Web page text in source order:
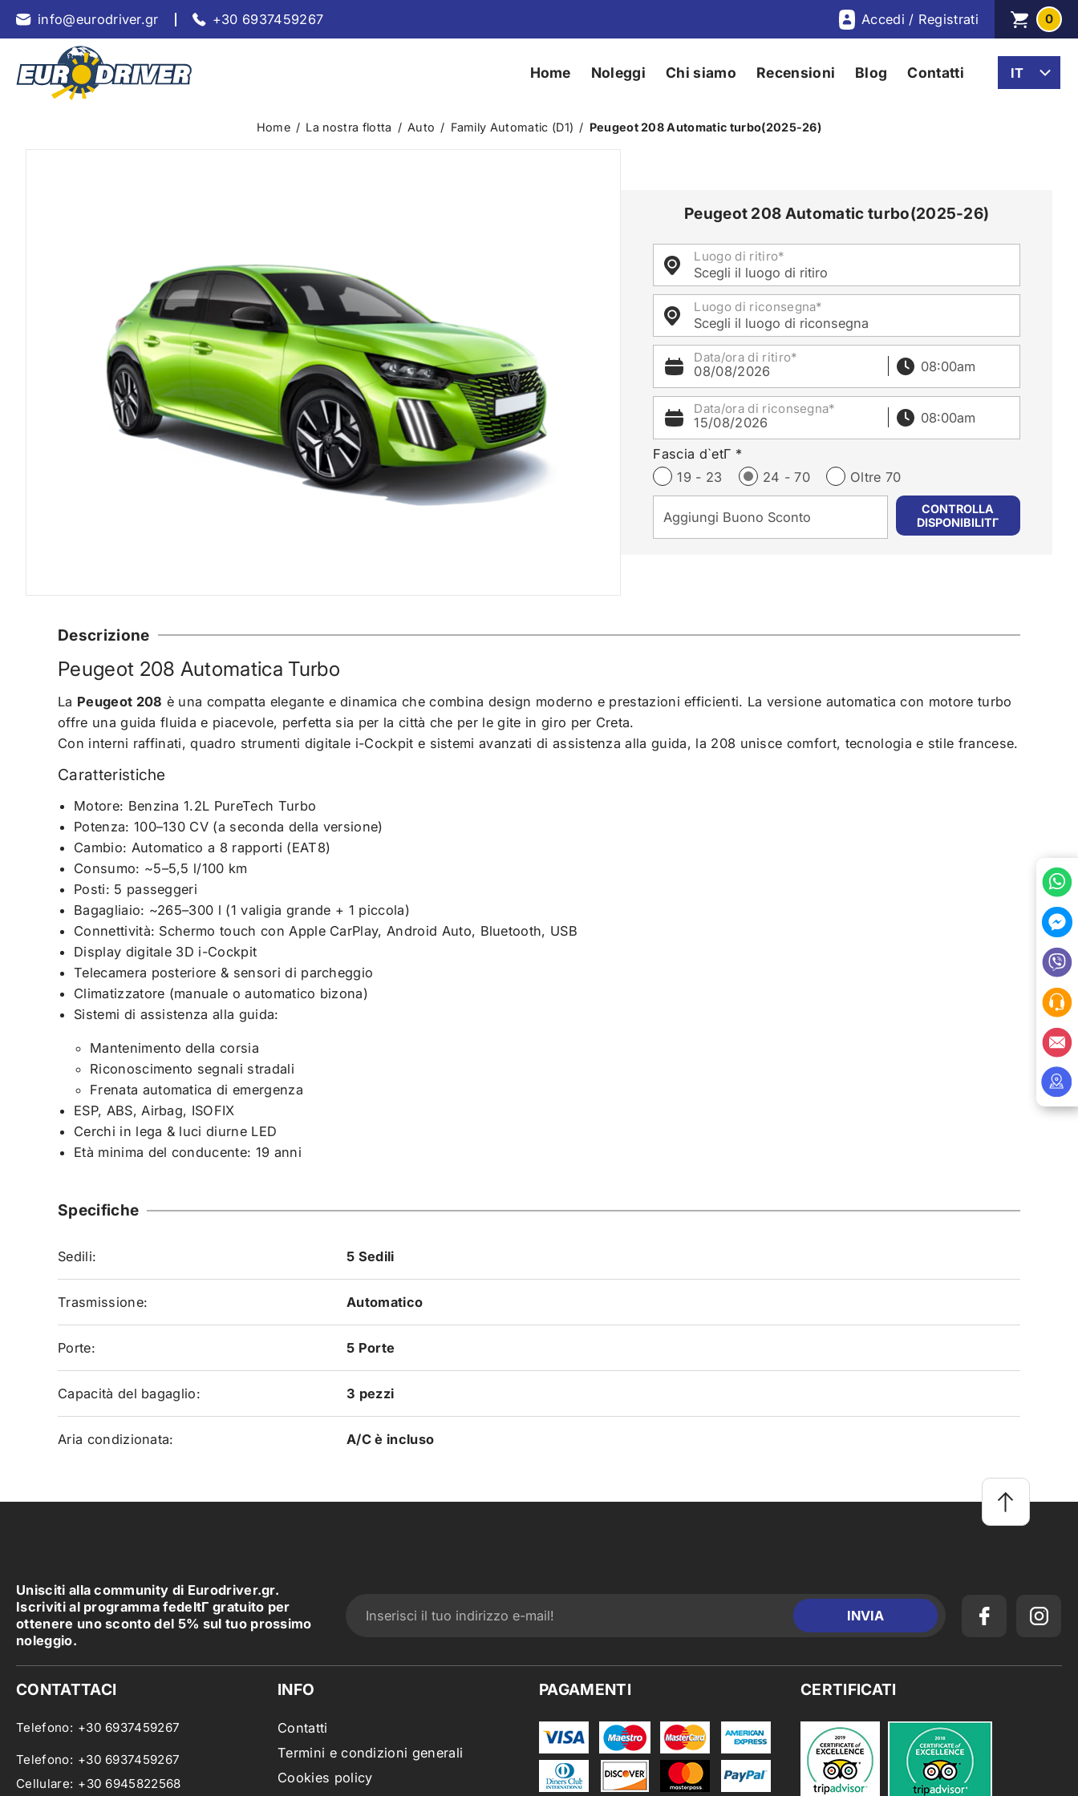
info@eurodriver.gr +30 6937459267 Accedi / Registrati 0
Home Noleggi Chi siamo Recensioni Blog Contatti
Home / La nostra flotta / Auto / Family Automatic (D1) / Peugeot 208 Automatic turbo(2025-26)
Peugeot 208 Automatic turbo(2025-26)
Luogo di ritiro*
Scegli il luogo di ritiro
Luogo di riconsegna*
Scegli il luogo di riconsegna
Data/ora di ritiro*
08/08/2026
Data/ora di riconsegna*
15/08/2026
Fascia d`etΓ *
19 - 23
24 - 70 Oltre 70
Descrizione
Peugeot 208 Automatica Turbo
La Peugeot 208 è una compatta elegante e dinamica che combina design moderno e prestazioni efficienti. La versione automatica con motore turbo
offre una guida fluida e piacevole, perfetta sia per la città che per le gite in giro per Creta.
Con interni raffinati, quadro strumenti digitale i-Cockpit e sistemi avanzati di assistenza alla guida, la 208 unisce comfort, tecnologia e stile francese.
Caratteristiche
Motore: Benzina 1.2L PureTech Turbo
Potenza: 100–130 CV (a seconda della versione)
Cambio: Automatico a 8 rapporti (EAT8)
Consumo: ~5–5,5 l/100 km
Posti: 5 passeggeri
Bagagliaio: ~265–300 l (1 valigia grande + 1 piccola)
Connettività: Schermo touch con Apple CarPlay, Android Auto, Bluetooth, USB
Display digitale 3D i-Cockpit
Telecamera posteriore & sensori di parcheggio
Climatizzatore (manuale o automatico bizona)
Sistemi di assistenza alla guida:
Mantenimento della corsia
Riconoscimento segnali stradali
Frenata automatica di emergenza
ESP, ABS, Airbag, ISOFIX
Cerchi in lega & luci diurne LED
Età minima del conducente: 19 anni
Specifiche
Sedili: 5 Sedili
Trasmissione: Automatico
Porte: 5 Porte
Capacità del bagaglio: 3 pezzi
Aria condizionata: A/C è incluso
Unisciti alla community di Eurodriver.gr.
Iscriviti al programma fedeltΓ gratuito per
ottenere uno sconto del 5% sul tuo prossimo
noleggio.
CONTATTACI
Telefono: +30 6937459267
Telefono: +30 6937459267
Cellulare: +30 6945822568
INFO
Contatti
Termini e condizioni generali
Cookies policy
PAGAMENTI CERTIFICATI